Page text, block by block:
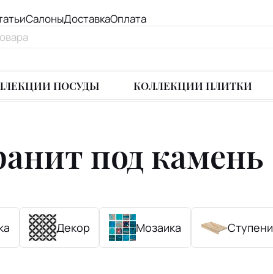
СалоныДоставкаОплата
ПОСУДЫ КОЛЛЕКЦИИ ПЛИТКИ
под камень
Декор Мозаика Ступени